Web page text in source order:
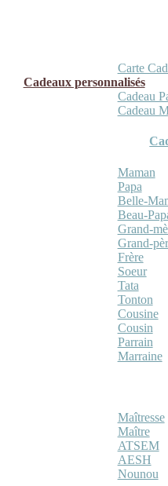
Carte
Cadeaux personnalisés
Cadeau
Cadeau
Maman
Papa
Belle-
Beau-
Grand-
Grand-
Frère
Soeur
Tata
Tonton
Cousine
Cousin
Parrain
Marraine
Maîtresse
Maître
ATSEM
AESH
Nounou